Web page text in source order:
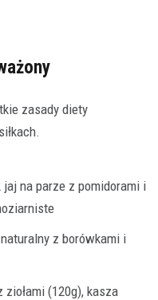
zasady diety
na parze z pomidorami i
z borówkami i
(120g), kasza